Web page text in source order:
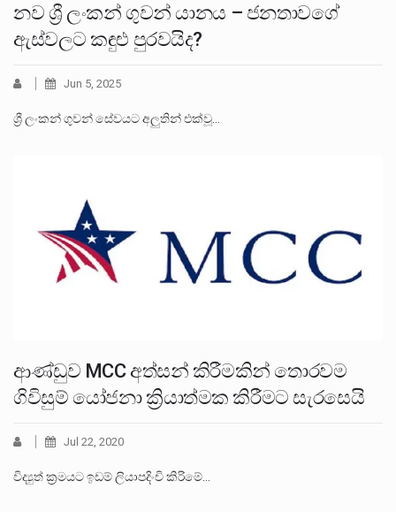
නව ශ්‍රී ලංකන් ගුවන් යානය – ජනතාවගේ
ඇස්වලට කඳුළු පුරවයිද?
Jun 5, 2025
ශ්‍රී ලංකන් ගුවන් සේවයට අලුතින් එක්වූ…
ආණ්ඩුව MCC අත්සන් කිරීමකින් තොරවම
ගිවිසුම් යෝජනා ක්‍රියාත්මක කිරීමට සැරසෙයි
Jul 22, 2020
විද්‍යුත් ක්‍රමයට ඉඩම් ලියාපදිංචි කිරිමේ…